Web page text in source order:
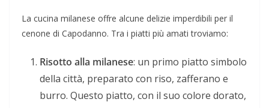
La cucina milanese offre alcune delizie imperdibili per il
cenone di Capodanno. Tra i piatti più amati troviamo:
Risotto alla milanese: un primo piatto simbolo
della città, preparato con riso, zafferano e
burro. Questo piatto, con il suo colore dorato,